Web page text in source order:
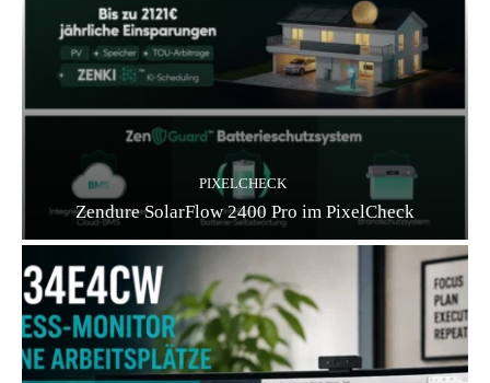
PIXELCHECK
Zendure SolarFlow 2400 Pro im PixelCheck